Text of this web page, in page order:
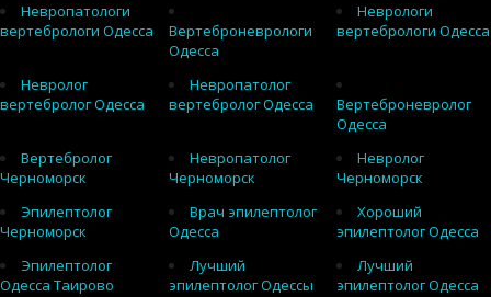
Невропатологи
вертебрологи Одесса
Вертеброневрологи
Одесса
Неврологи
вертебрологи Одесса
Невролог
вертебролог Одесса
Невропатолог
вертебролог Одесса
Вертеброневролог
Одесса
Вертебролог
Черноморск
Невропатолог
Черноморск
Невролог
Черноморск
Эпилептолог
Черноморск
Врач эпилептолог
Одесса
Хороший
эпилептолог Одесса
Эпилептолог
Одесса Таирово
Лучший
эпилептолог Одессы
Лучший
эпилептолог Одесса